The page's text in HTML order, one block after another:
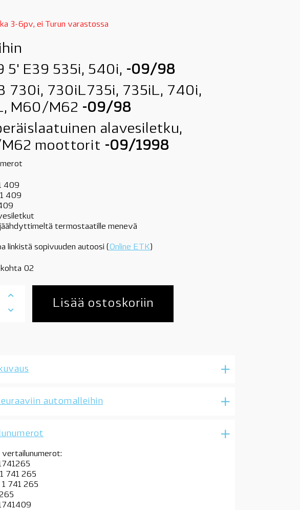
3-6pv, ei Turun varastossa
5' E39 535i, 540i, -09/98
730i, 730iL735i, 735iL, 740i,
M60/M62 -09/98
alavesiletku,
moottorit -09/1998
409
409
termostaatille menevä
linkistä sopivuuden autoosi (Online ETK)
kohta 02
Lisää ostoskoriin
automalleihin
vertailunumerot:
741 265
1 741 265